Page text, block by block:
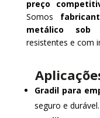
preço
Somos
metálico sob
resistentes e com
Gradil para
seguro e durável.